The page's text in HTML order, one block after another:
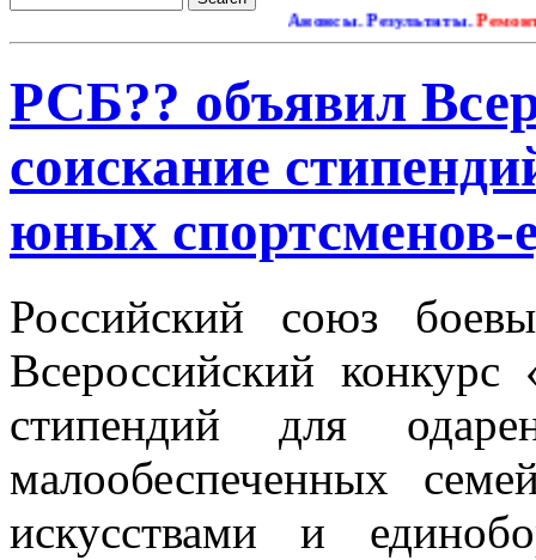
Анонсы. Результаты.Ремонт
РСБ?? объявил
соискание
юных спортсменов-
Российский союз
Всероссийский конкурс
стипендий для
малообеспеченных
искусствами и